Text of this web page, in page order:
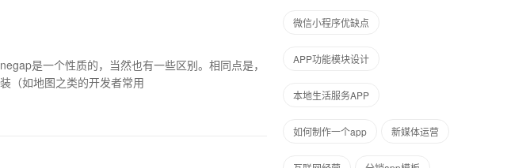
是一个性质的，当然也有一些区别。相同点是，
（如地图之类的开发者常用
微信小程序优缺点
APP功能模块设计
本地生活服务APP
如何制作一个app 新媒体运营